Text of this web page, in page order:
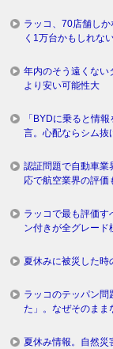
ラッコ、70店舗し
く1万台かもしれな
年内のそう遠くない
より安い可能性大
「BYDに乗ると情
言。心配ならシム抜
認証問題で自動車業
応で航空業界の評価
ラッコで最も評価す
ン付きが全グレード
夏休みに被災した時
ラッコのテッパン問
た」。なぜそのまま
夏休み情報。自然災